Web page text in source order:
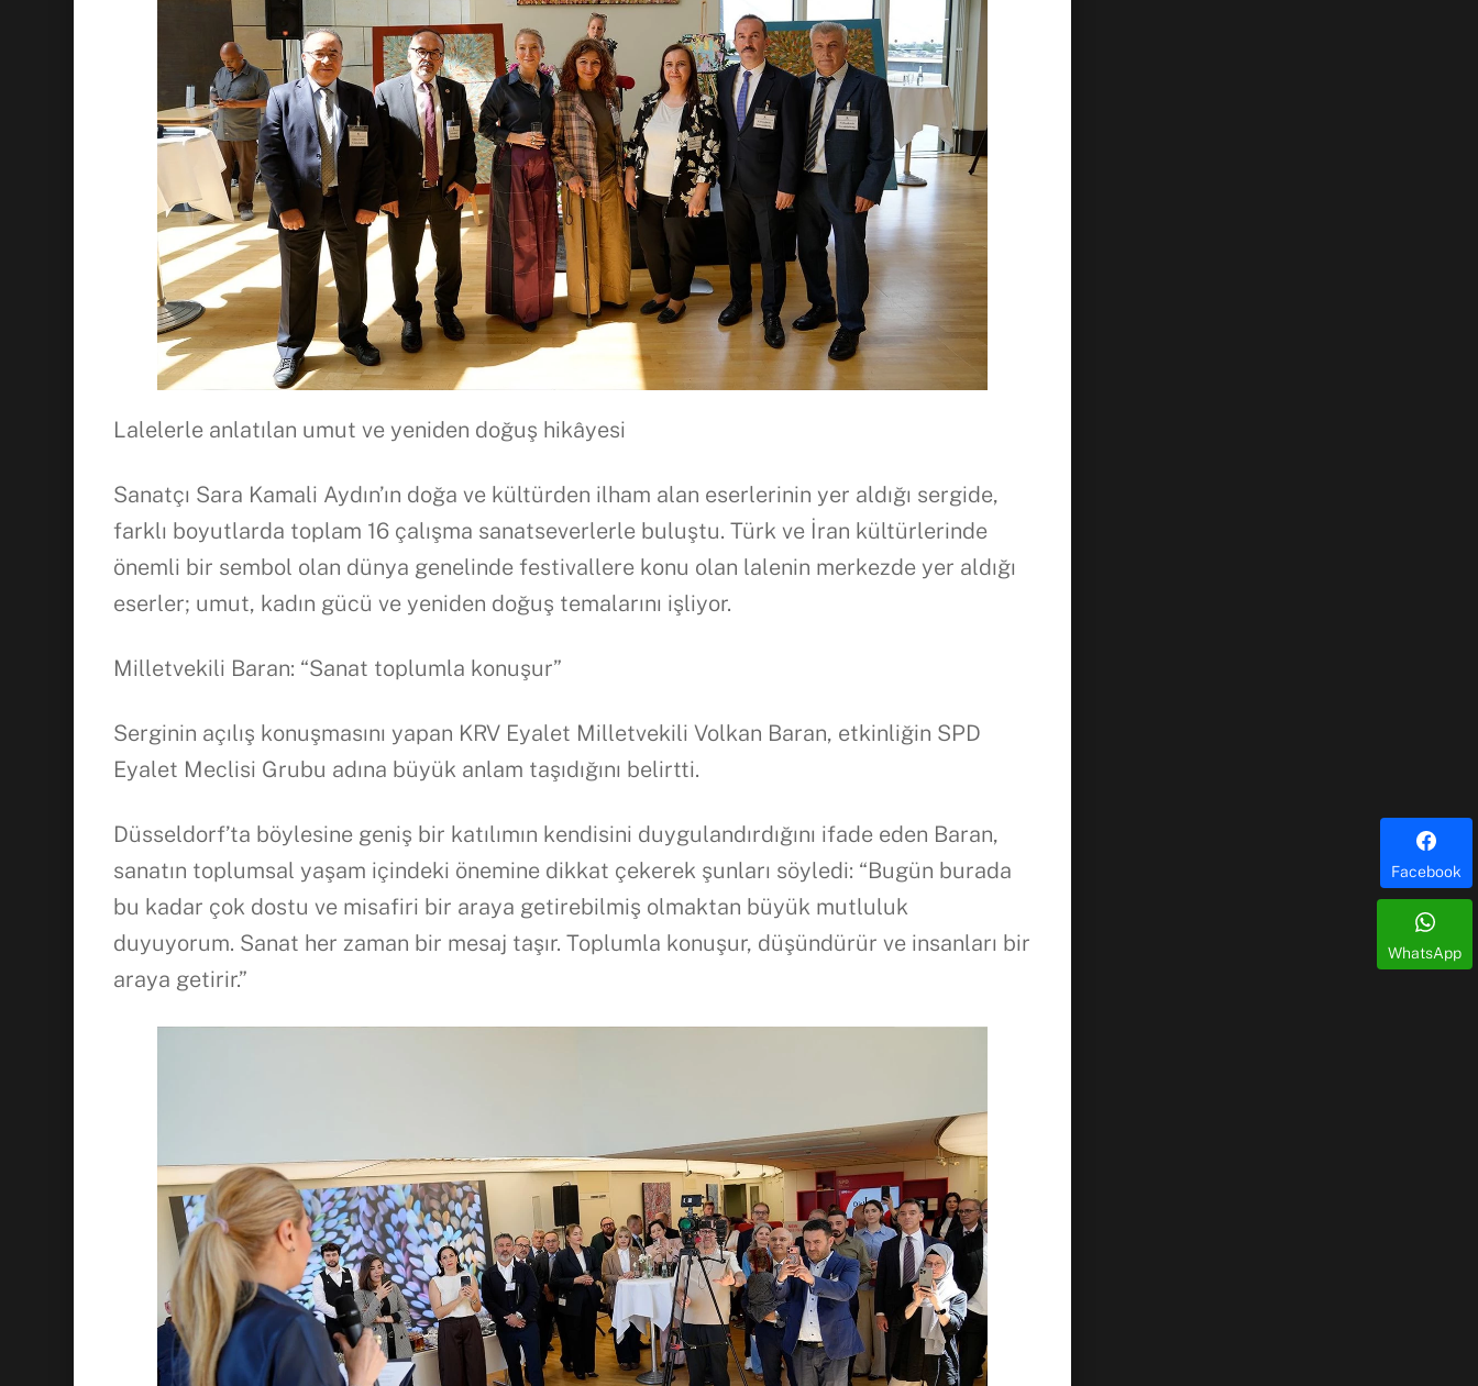
Lalelerle anlatılan umut ve yeniden doğuş hikâyesi
Sanatçı Sara Kamali Aydın’ın doğa ve kültürden ilham alan eserlerinin yer aldığı sergide,
farklı boyutlarda toplam 16 çalışma sanatseverlerle buluştu. Türk ve İran kültürlerinde
önemli bir sembol olan dünya genelinde festivallere konu olan lalenin merkezde yer aldığı
eserler; umut, kadın gücü ve yeniden doğuş temalarını işliyor.
Milletvekili Baran: “Sanat toplumla konuşur”
Serginin açılış konuşmasını yapan KRV Eyalet Milletvekili Volkan Baran, etkinliğin SPD
Eyalet Meclisi Grubu adına büyük anlam taşıdığını belirtti.
Düsseldorf’ta böylesine geniş bir katılımın kendisini duygulandırdığını ifade eden Baran,
sanatın toplumsal yaşam içindeki önemine dikkat çekerek şunları söyledi: “Bugün burada
bu kadar çok dostu ve misafiri bir araya getirebilmiş olmaktan büyük mutluluk
duyuyorum. Sanat her zaman bir mesaj taşır. Toplumla konuşur, düşündürür ve insanları bir
araya getirir.”
Facebook
WhatsApp